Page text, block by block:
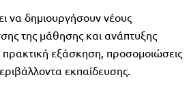
να δημιουργήσουν νέους
της μάθησης και ανάπτυξης
εξάσκηση, προσομοιώσεις
εκπαίδευσης.